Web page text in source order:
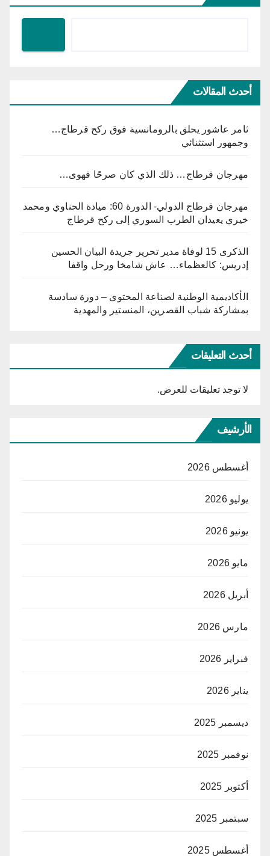
أحدث المقالات
ثامر عاشور يحلق بالرومانسية فوق ركح قرطاج…
وجمهور استثنائي
مهرجان قرطاج… ذلك الذي كان صرحًا فهوى…
مهرجان قرطاج الدولي- الدورة 60: ميادة الحناوي ومحمد
خيري يعيدان الطرب السوري إلى ركح قرطاج
الذكرى 15 لوفاة مدير تحرير جريدة البيان الحسين
إدريس: كالعظماء… عاش شامخا ورحل واقفا
الأكاديمية الوطنية لصناعة المحتوى – دورة سادسة
بمشاركة شباب القصرين، المنستير والمهدية
أحدث التعليقات
لا توجد تعليقات للعرض.
الأرشيف
أغسطس 2026
يوليو 2026
يونيو 2026
مايو 2026
أبريل 2026
مارس 2026
فبراير 2026
يناير 2026
ديسمبر 2025
نوفمبر 2025
أكتوبر 2025
سبتمبر 2025
أغسطس 2025